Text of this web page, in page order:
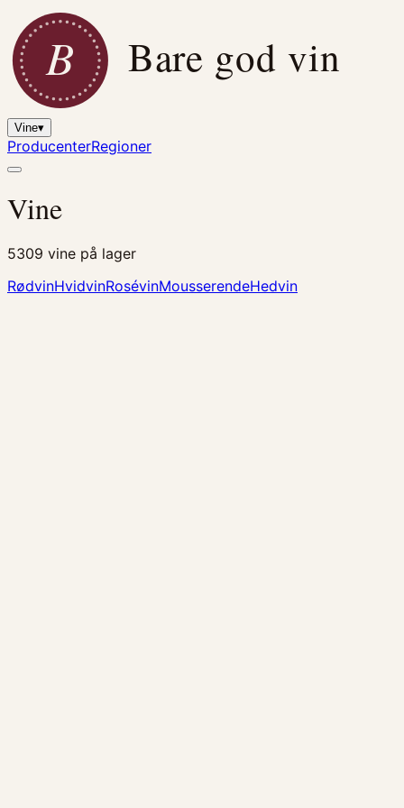
B Bare god vin
Vine▾
ProducenterRegioner
Vine
5309 vine på lager
RødvinHvidvinRosévinMousserendeHedvin